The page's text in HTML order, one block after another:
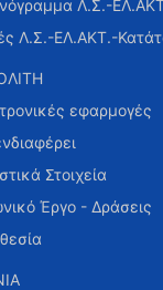
Λ.Σ.-
Λ.Σ.-ΕΛ.ΑΚΤ.-
εφαρμογές
Στοιχεία
Έργο - Δράσεις